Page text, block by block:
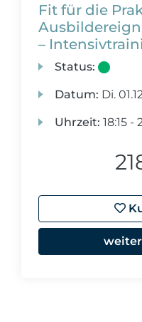
Fit für die
–
Status:
Datum: Di.
Uhrzeit: 18:15 -